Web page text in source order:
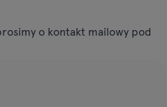
o kontakt mailowy pod